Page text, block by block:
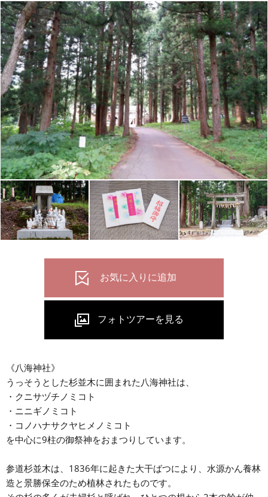
《八海神社》
うっそうとした杉並木に囲まれた八海神社は、
・クニサヅチノミコト
・ニニギノミコト
・コノハナサクヤヒメノミコト
を中心に9柱の御祭神をおまつりしています。
参道杉並木は、1836年に起きた大干ばつにより、水源かん養林
造と景勝保全のため植林されたものです。